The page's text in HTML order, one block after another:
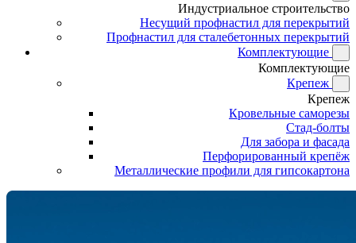
Индустриальное строительство
Несущий профнастил для перекрытий
Профнастил для сталебетонных перекрытий
Комплектующие
Комплектующие
Крепеж
Крепеж
Кровельные саморезы
Стад-болты
Для забора и фасада
Перфорированный крепёж
Металлические профили для гипсокартона